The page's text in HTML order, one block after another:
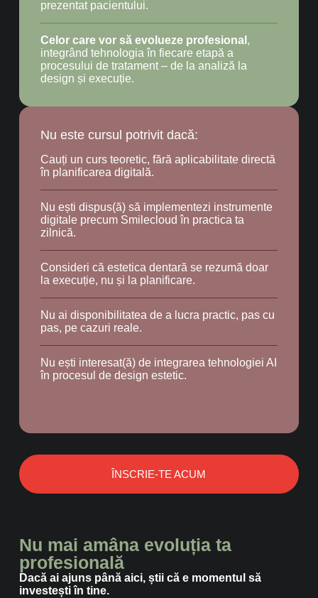
prezentat pacientului.
Celor care vor să evolueze profesional ,
integrând tehnologia în fiecare etapă a
procesului de tratament – de la analiză la
design și execuție.
Nu este cursul potrivit dacă:
Cauți un curs teoretic, fără aplicabilitate directă
în planificarea digitală.
Nu ești dispus(ă) să implementezi instrumente
digitale precum Smilecloud în practica ta
zilnică.
Consideri că estetica dentară se rezumă doar
la execuție, nu și la planificare.
Nu ai disponibilitatea de a lucra practic, pas cu
pas, pe cazuri reale.
Nu ești interesat(ă) de integrarea tehnologiei AI
în procesul de design estetic.
ÎNSCRIE-TE ACUM
Nu mai amâna evoluția ta
profesională
Dacă ai ajuns până aici, știi că e momentul să
investești în tine.